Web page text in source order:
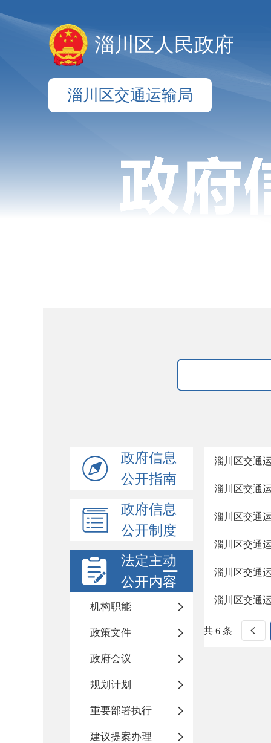
淄川区人民政府
淄川区交通运输局
政府信息
公开指南
政府信息
公开制度
法定主动
公开内容
机构职能
政策文件
政府会议
规划计划
重要部署执行
建议提案办理
淄川区交通
淄川区交通
淄川区交通
淄川区交通
淄川区交通
淄川区交通
共 6 条